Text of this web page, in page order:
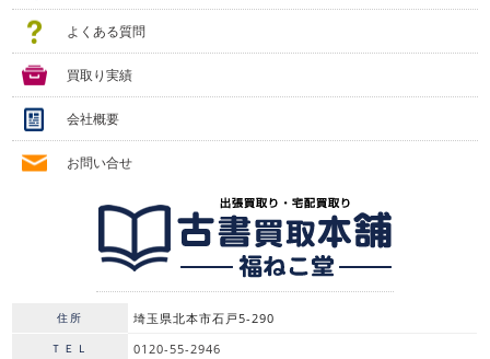
よくある質問
買取り実績
会社概要
お問い合せ
住所 埼玉県北本市石戸5-290
ＴＥＬ 0120-55-2946